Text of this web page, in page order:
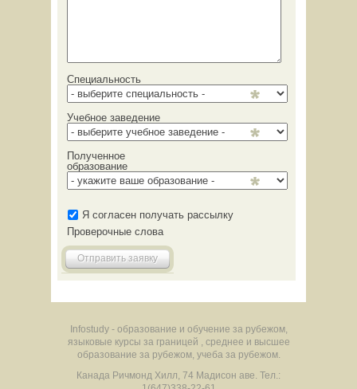
Специальность
Учебное заведение
Полученное
образование
Я согласен получать рассылку
Проверочные слова
Отправить заявку
Infostudy - образование и обучение за рубежом,
языковые курсы за границей , среднее и высшее
образование за рубежом, учеба за рубежом.
Канада Ричмонд Хилл, 74 Мадисон аве. Тел.: